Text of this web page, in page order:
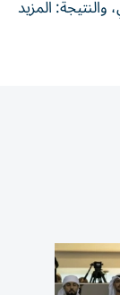
المزيد